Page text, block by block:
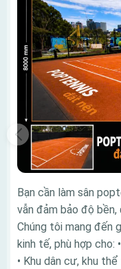
Bạn cần làm sân
vẫn đảm bảo độ
Chúng tôi mang đến
kinh tế, phù hợp cho:
• Khu dân cư, khu